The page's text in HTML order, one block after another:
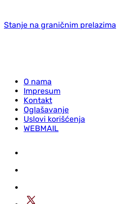
Stanje na graničnim prelazima
O nama
Impresum
Kontakt
Oglašavanje
Uslovi korišćenja
WEBMAIL